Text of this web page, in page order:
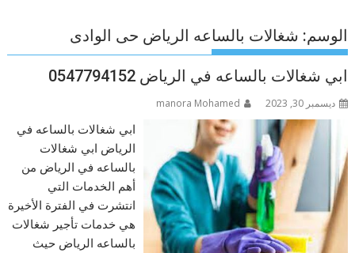
الوسم: شغالات بالساعه الرياض حى الوادى
ابي شغالات بالساعه في الرياض 0547794152
ديسمبر 30, 2023 manora Mohamed
ابي شغالات بالساعه في
الرياض ابي شغالات
بالساعه في الرياض من
أهم الخدمات التي
انتشرت في الفترة الأخيرة
هي خدمات تأجير شغالات
بالساعه الرياض حيث